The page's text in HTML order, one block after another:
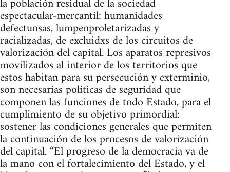
espectacular-mercantil: humanidades
defectuosas, lumpenproletarizadas y
racializadas, de excluidxs de los circuitos de
valorización del capital. Los aparatos represivos
movilizados al interior de los territorios que
estos habitan para su persecución y exterminio,
son necesarias políticas de seguridad que
componen las funciones de todo Estado, para el
cumplimiento de su objetivo primordial:
sostener las condiciones generales que permiten
la continuación de los procesos de valorización
del capital. “El progreso de la democracia va de
la mano con el fortalecimiento del Estado, y el